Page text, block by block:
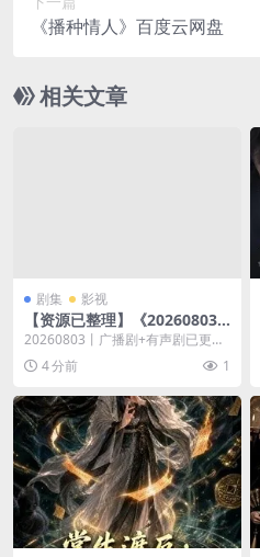
《播种情人》百度云网盘
相关文章
剧集 影视
【资源已整理】《20260803
丨广播剧+有声剧》 2026 夸克
网盘资源 高清全集
20260803丨广播剧+有声剧已更新
高清资源，支持夸克网盘保存，资
源入口持续维...
4 分前 1